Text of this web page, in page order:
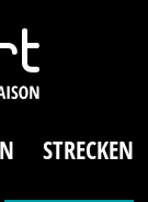
STRECKEN